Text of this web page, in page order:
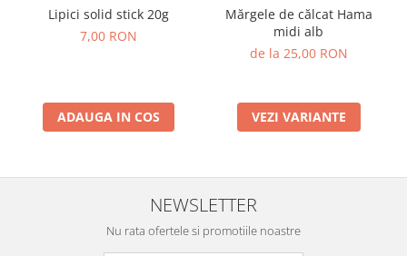
Sortare si numarare
Margele HAMA MAXI
Lipici solid stick 20g
7,00 RON
ADAUGA IN COS
Mărgele de călcat Hama
midi alb
de la 25,00 RON
VEZI VARIANTE
NEWSLETTER
Nu rata ofertele si promotiile noastre